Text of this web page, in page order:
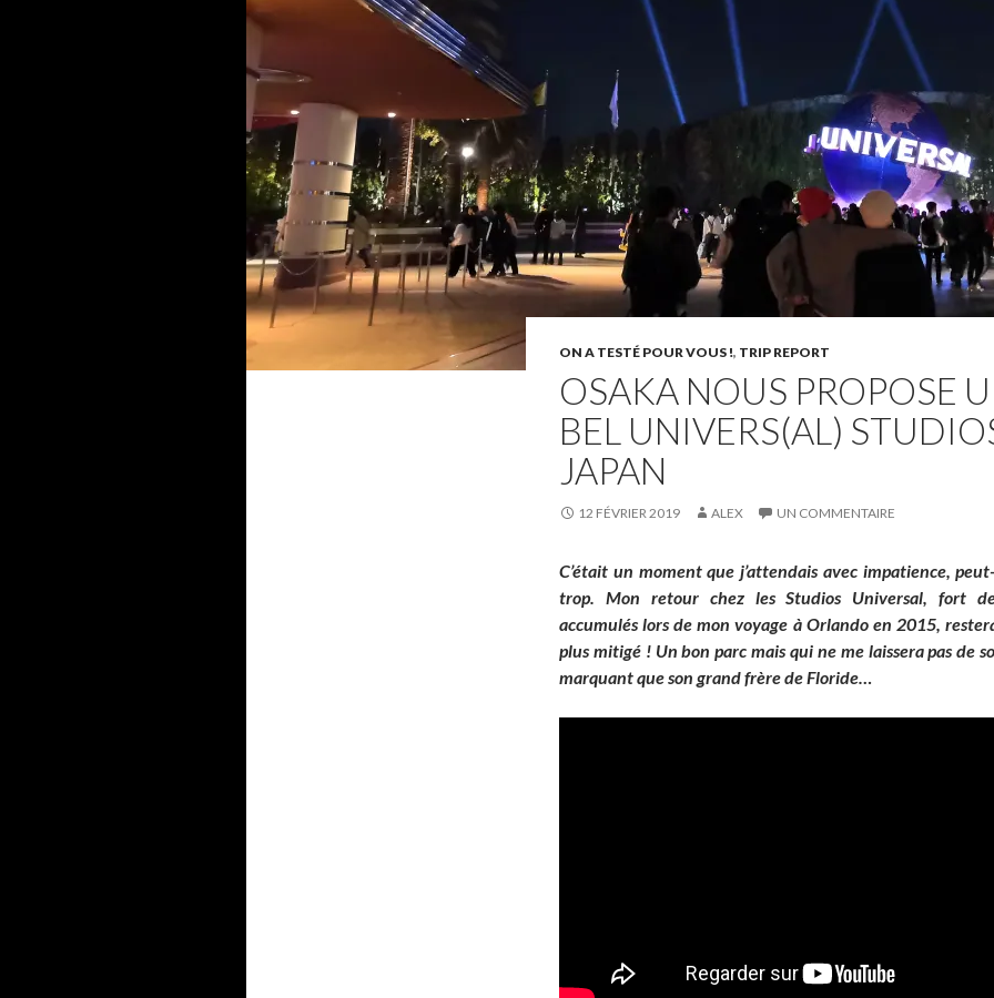
ON A TESTÉ POUR VOUS !, TRIP REPORT
OSAKA NOUS PROPOSE
BEL UNIVERS(AL)
JAPAN
12 FÉVRIER 2019 ALEX UN COMMENTAIRE
C’était un moment que j’attendais avec impatience,
trop. Mon retour chez les Studios Universal, fort
accumulés lors de mon voyage à Orlando en 2015,
plus mitigé ! Un bon parc mais qui ne me laissera pas de
marquant que son grand frère de Floride…